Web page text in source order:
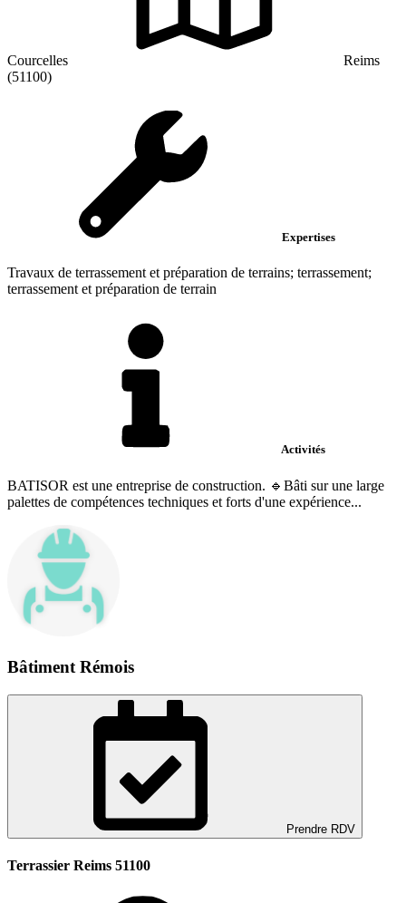
Courcelles
Reims
(51100)
Expertises
Travaux de terrassement et préparation de terrains; terrassement;
terrassement et préparation de terrain
Activités
BATISOR est une entreprise de construction. 🔹Bâti sur une large
palettes de compétences techniques et forts d'une expérience...
Bâtiment Rémois
Prendre RDV
Terrassier Reims 51100